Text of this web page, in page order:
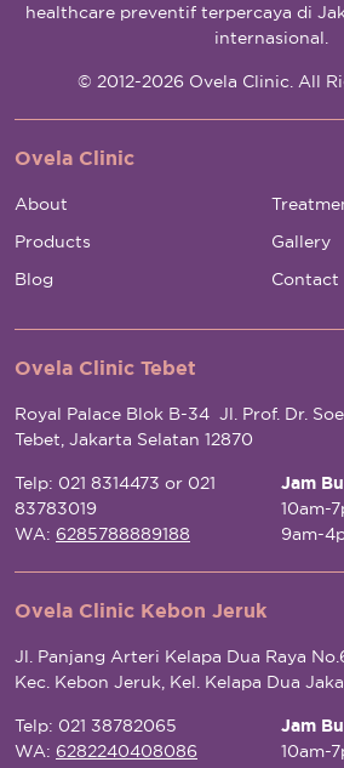
healthcare preventif terpercaya di
internasional.
© 2012-2026 Ovela Clinic. All
Ovela Clinic
About
Products
Gallery
Blog
Contact
Ovela Clinic Tebet
Royal Palace Blok B-34 Jl. Prof. Dr.
Tebet, Jakarta Selatan 12870
Telp: 021 8314473 or 021
83783019
WA: 6285788889188
Jam
10am-
9am-
Ovela Clinic Kebon Jeruk
Jl. Panjang Arteri Kelapa Dua Raya
Kec. Kebon Jeruk, Kel. Kelapa Dua
Telp: 021 38782065
WA: 6282240408086
Jam
10am-